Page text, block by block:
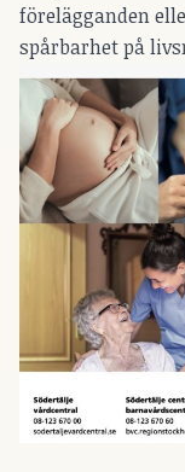
förelägganden
spårbarhet på